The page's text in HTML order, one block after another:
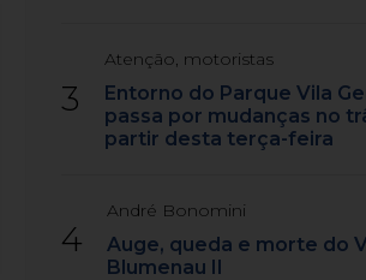
3
Atenção, motoristas
Entorno do Parque Vila
passa por mudanças no
partir desta terça-feira
4
André Bonomini
Auge, queda e morte do
Blumenau II